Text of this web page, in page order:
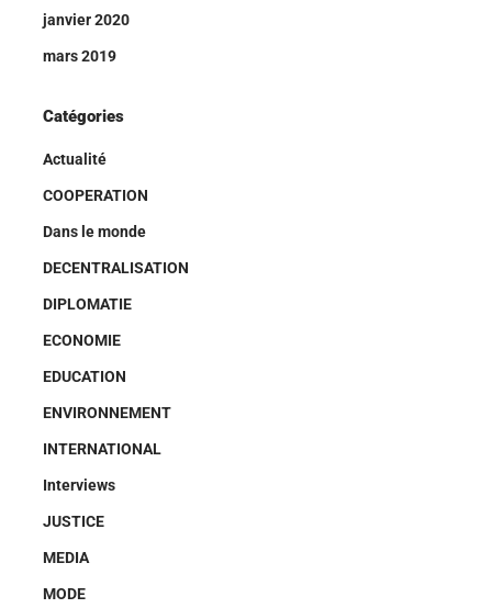
janvier 2020
mars 2019
Catégories
Actualité
COOPERATION
Dans le monde
DECENTRALISATION
DIPLOMATIE
ECONOMIE
EDUCATION
ENVIRONNEMENT
INTERNATIONAL
Interviews
JUSTICE
MEDIA
MODE